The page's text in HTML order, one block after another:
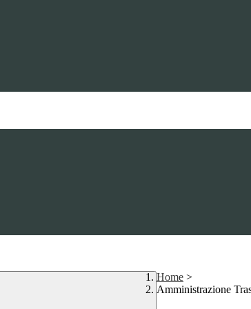
Home >
Amministrazione